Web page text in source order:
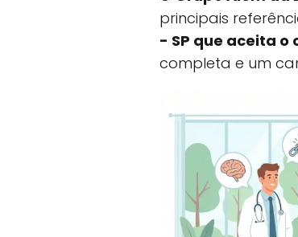
principais
- SP que aceita o
completa e um